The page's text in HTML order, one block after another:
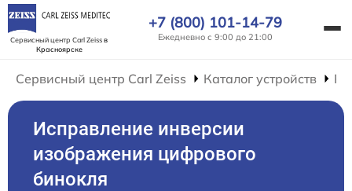
Сервисный центр Carl Zeissв
Красноярске
+7 (800) 101-14-79
Ежедневно с 9:00 до 21:00
Сервисный центр Carl Zeiss Каталог устройств
Исправление инверсии
изображения цифрового
бинокля